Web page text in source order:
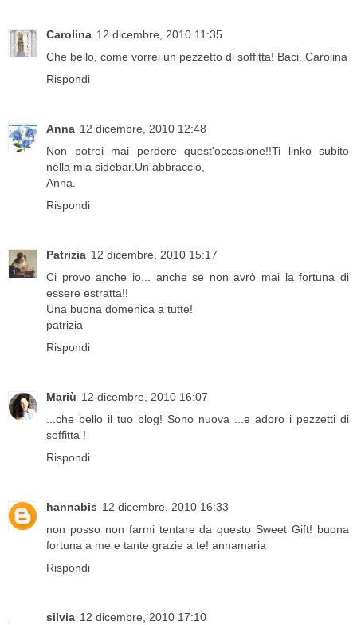
Carolina 12 dicembre, 2010 11:35
Che bello, come vorrei un pezzetto di soffitta! Baci. Carolina
Rispondi
Anna 12 dicembre, 2010 12:48
Non potrei mai perdere quest'occasione!!Ti linko subito
nella mia sidebar.Un abbraccio,
Anna.
Rispondi
Patrizia 12 dicembre, 2010 15:17
Ci provo anche io... anche se non avrò mai la fortuna di
essere estratta!!
Una buona domenica a tutte!
patrizia
Rispondi
Mariù 12 dicembre, 2010 16:07
...che bello il tuo blog! Sono nuova ...e adoro i pezzetti di
soffitta !
Rispondi
hannabis 12 dicembre, 2010 16:33
non posso non farmi tentare da questo Sweet Gift! buona
fortuna a me e tante grazie a te! annamaria
Rispondi
silvia 12 dicembre, 2010 17:10